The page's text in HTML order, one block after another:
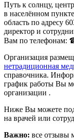
Путь к солнцу,
в населённом
область по адресу
директор и
Вам по телефонам:
Организация
нетрадиционная
справочника.
график работы Вы
организации .
Ниже Вы можете
на врачей или
Важно: все отзывы